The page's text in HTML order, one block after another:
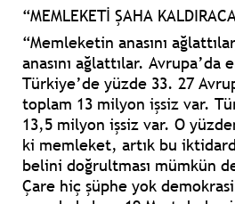
“MEMLEKETİ ŞAHA
“Memleketin anasını
anasını ağlattılar. Avrupa’da
Türkiye’de yüzde 33. 27
toplam 13 milyon işsiz var.
13,5 milyon işsiz var. O
ki memleket, artık bu
belini doğrultması mümkün
Çare hiç şüphe yok